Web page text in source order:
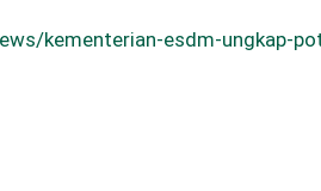
kementerian-esdm-ungkap-